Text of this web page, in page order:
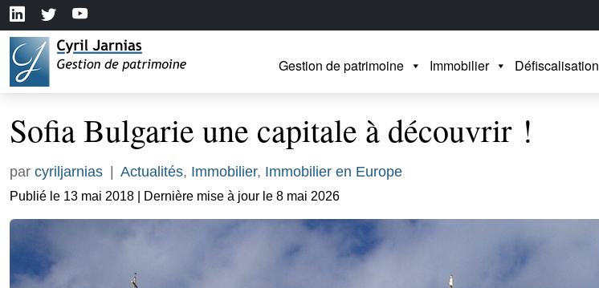
Gestion de patrimoine Immobilier Défiscalisation
Sofia Bulgarie une capitale à découvrir !
par cyriljarnias Actualités, Immobilier, Immobilier en Europe
Publié le 13 mai 2018 | Dernière mise à jour le 8 mai 2026